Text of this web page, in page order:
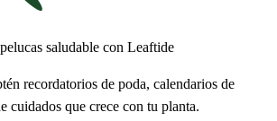
saludable con Leaftide
recordatorios de poda, calendarios de
cuidados que crece con tu planta.